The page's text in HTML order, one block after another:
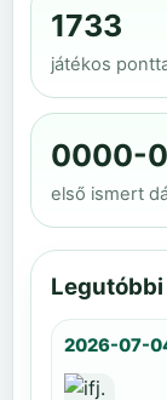
1733
játékos
0000-
első ismert
2026-07-